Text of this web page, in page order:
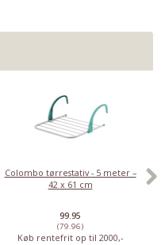
Colombo tørrestativ - 5 meter –
42 x 61 cm
99.95
(79.96)
Køb rentefrit op til 2000,-